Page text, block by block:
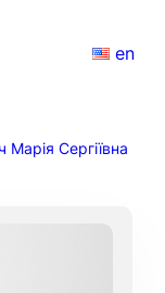
en
Марія Сергіївна